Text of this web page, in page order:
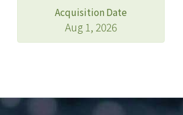
Acquisition Date
Aug 1, 2026